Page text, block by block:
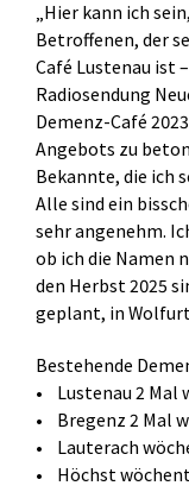
„Hier kann ich
Betroffenen, der
Café Lustenau ist
Radiosendung
Demenz-Café
Angebots zu
Bekannte, die ich
Alle sind ein
sehr angenehm.
ob ich die Namen
den Herbst 2025
geplant, in
Bestehende
• Lustenau 2 Mal
• Bregenz 2 Mal
• Lauterach
• Höchst